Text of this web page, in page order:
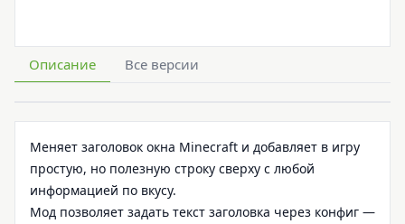
Описание Все версии
Меняет заголовок окна Minecraft и добавляет в игру
простую, но полезную строку сверху с любой
информацией по вкусу.
Мод позволяет задать текст заголовка через конфиг —